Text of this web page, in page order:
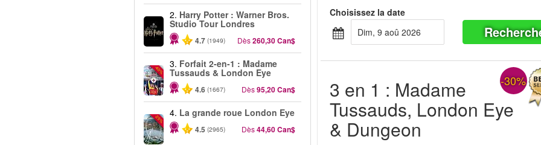
2. Harry Potter : Warner Bros.
Studio Tour Londres
4.7 (1949) Dès260,30 Can$
-40%
3. Forfait 2-en-1 : Madame
Tussauds & London Eye
4.6 (1667) Dès95,20 Can$
-25%
4. La grande roue London Eye
4.5 (2965) Dès44,60 Can$
Choisissez la date
dim, 9 aoû 2026
3 en 1 : Madame
Tussauds, London Eye
& Dungeon
-30%